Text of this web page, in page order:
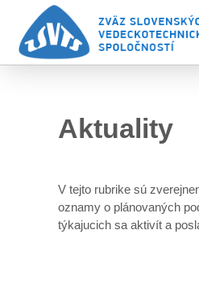
Skip to main content
Aktuality
V tejto rubrike sú
oznamy o plánovaných
týkajucich sa aktivít a